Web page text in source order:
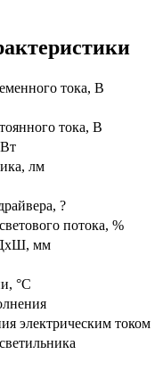
тока, В
тока, В
лм
?
потока, %
мм
°С
электрическим